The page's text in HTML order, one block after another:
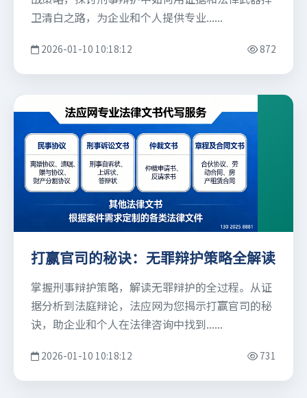
卫清白之路，为企业和个人提供专业......
2026-01-10 10:18:12 872
打赢官司的秘诀：无罪辩护策略全解读
掌握刑事辩护策略，解读无罪辩护的全过程。从证
据分析到法庭辩论，法应网为您揭示打赢官司的秘
诀，助企业和个人在法律咨询中找到......
2026-01-10 10:18:12 731